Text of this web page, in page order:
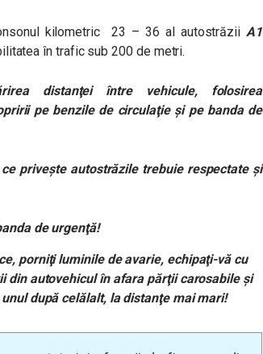
kilometric 23 – 36 al autostrăzii A1
în trafic sub 200 de metri.
distanţei între vehicule, folosirea
pe benzile de circulaţie şi pe banda de
priveşte autostrăzile trebuie respectate şi
de urgenţă!
porniţi luminile de avarie, echipaţi-vă cu
din autovehicul în afara părţii carosabile şi
după celălalt, la distanţe mai mari!